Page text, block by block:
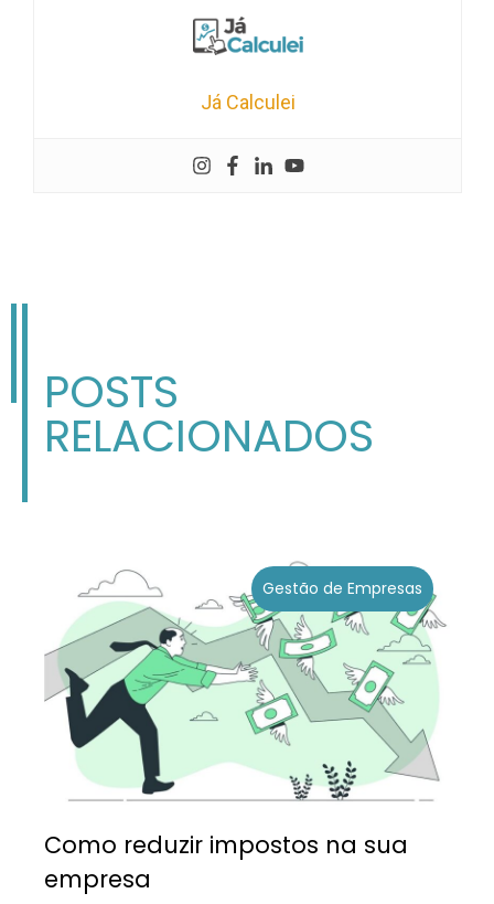
Já Calculei
POSTS
RELACIONADOS
Gestão de Empresas
Como reduzir impostos na sua
empresa